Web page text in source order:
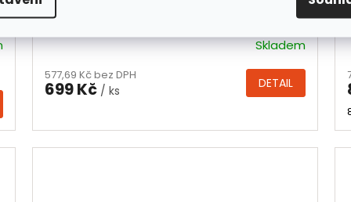
Průměrné
produktu
je
Skladem
577,69 Kč bez DPH
699 Kč / ks DETAIL